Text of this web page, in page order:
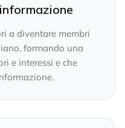
a diventare membri
formando una
e interessi e che